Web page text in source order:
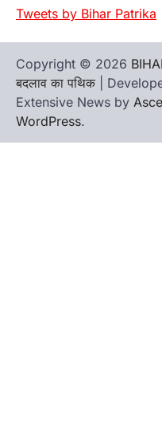
Tweets by Bihar Patrika
Copyright © 2026
बदलाव का पथिक |
Extensive News by
WordPress.